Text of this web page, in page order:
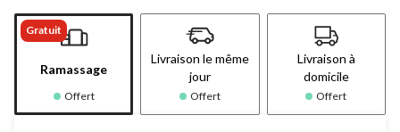
Gratuit
Ramassage
Offert
Livraison le même
jour
Offert
Livraison à
domicile
Offert